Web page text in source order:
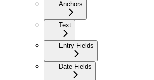
Anchors
Text
Entry Fields
Date Fields